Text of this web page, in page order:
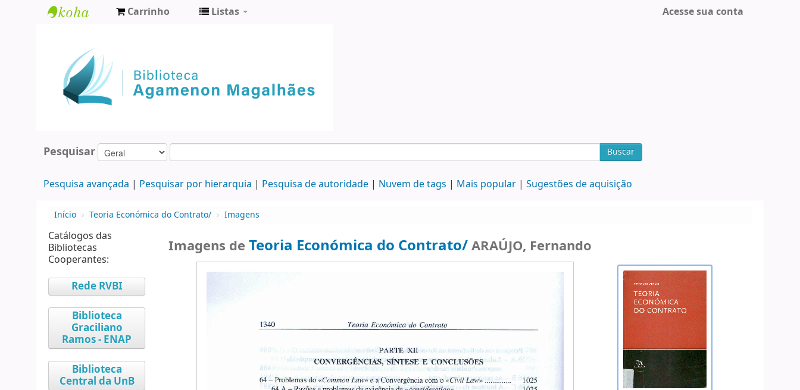
Agamenon
Magalhães
Carrinho Listas Acesse sua conta
Pesquisar Buscar
Pesquisa avançada Pesquisar por hierarquia Pesquisa de autoridade Nuvem de tags Mais popular Sugestões de aquisição
Início › Teoria Económica do Contrato/ › Imagens
Catálogos das
Bibliotecas
Cooperantes:
Rede RVBI
Biblioteca
Graciliano
Ramos - ENAP
Biblioteca
Central da UnB
Imagens deTeoria Económica do Contrato/ARAÚJO, Fernando